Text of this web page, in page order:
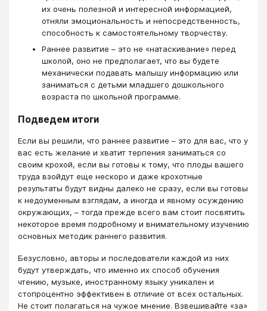
их очень полезной и интересной информацией,
отняли эмоциональность и непосредственность,
способность к самостоятельному творчеству.
Раннее развитие – это не «натаскивание» перед
школой, оно не предполагает, что вы будете
механически подавать малышу информацию или
заниматься с детьми младшего дошкольного
возраста по школьной программе.
Подведем итоги
Если вы решили, что раннее развитие – это для вас, что у
вас есть желание и хватит терпения заниматься со
своим крохой, если вы готовы к тому, что плоды вашего
труда взойдут еще нескоро и даже крохотные
результаты будут видны далеко не сразу, если вы готовы
к недоуменным взглядам, а иногда и явному осуждению
окружающих, – тогда прежде всего вам стоит посвятить
некоторое время подробному и внимательному изучению
основных методик раннего развития.
Безусловно, авторы и последователи каждой из них
будут утверждать, что именно их способ обучения
чтению, музыке, иностранному языку уникален и
стопроцентно эффективен в отличие от всех остальных.
Не стоит полагаться на чужое мнение. Взвешивайте «за»